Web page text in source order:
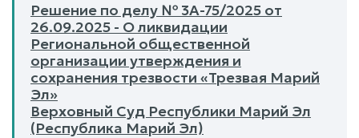
Решение по делу № 3А-75/2025 от
26.09.2025 - О ликвидации
Региональной общественной
организации утверждения и
сохранения трезвости «Трезвая Марий
Эл»
Верховный Суд Республики Марий Эл
(Республика Марий Эл)